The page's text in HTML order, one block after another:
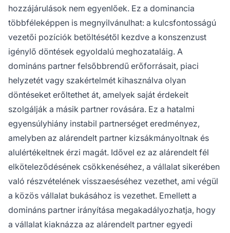
hozzájárulások nem egyenlőek. Ez a dominancia
többféleképpen is megnyilvánulhat: a kulcsfontosságú
vezetői pozíciók betöltésétől kezdve a konszenzust
igénylő döntések egyoldalú meghozataláig. A
domináns partner felsőbbrendű erőforrásait, piaci
helyzetét vagy szakértelmét kihasználva olyan
döntéseket erőltethet át, amelyek saját érdekeit
szolgálják a másik partner rovására. Ez a hatalmi
egyensúlyhiány instabil partnerséget eredményez,
amelyben az alárendelt partner kizsákmányoltnak és
alulértékeltnek érzi magát. Idővel ez az alárendelt fél
elköteleződésének csökkenéséhez, a vállalat sikerében
való részvételének visszaeséséhez vezethet, ami végül
a közös vállalat bukásához is vezethet. Emellett a
domináns partner irányítása megakadályozhatja, hogy
a vállalat kiaknázza az alárendelt partner egyedi